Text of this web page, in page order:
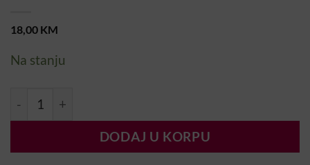
18,00 KM
Na stanju
MN Rubber Base - Reflective Iris 11R 7ml količina
DODAJ U KORPU